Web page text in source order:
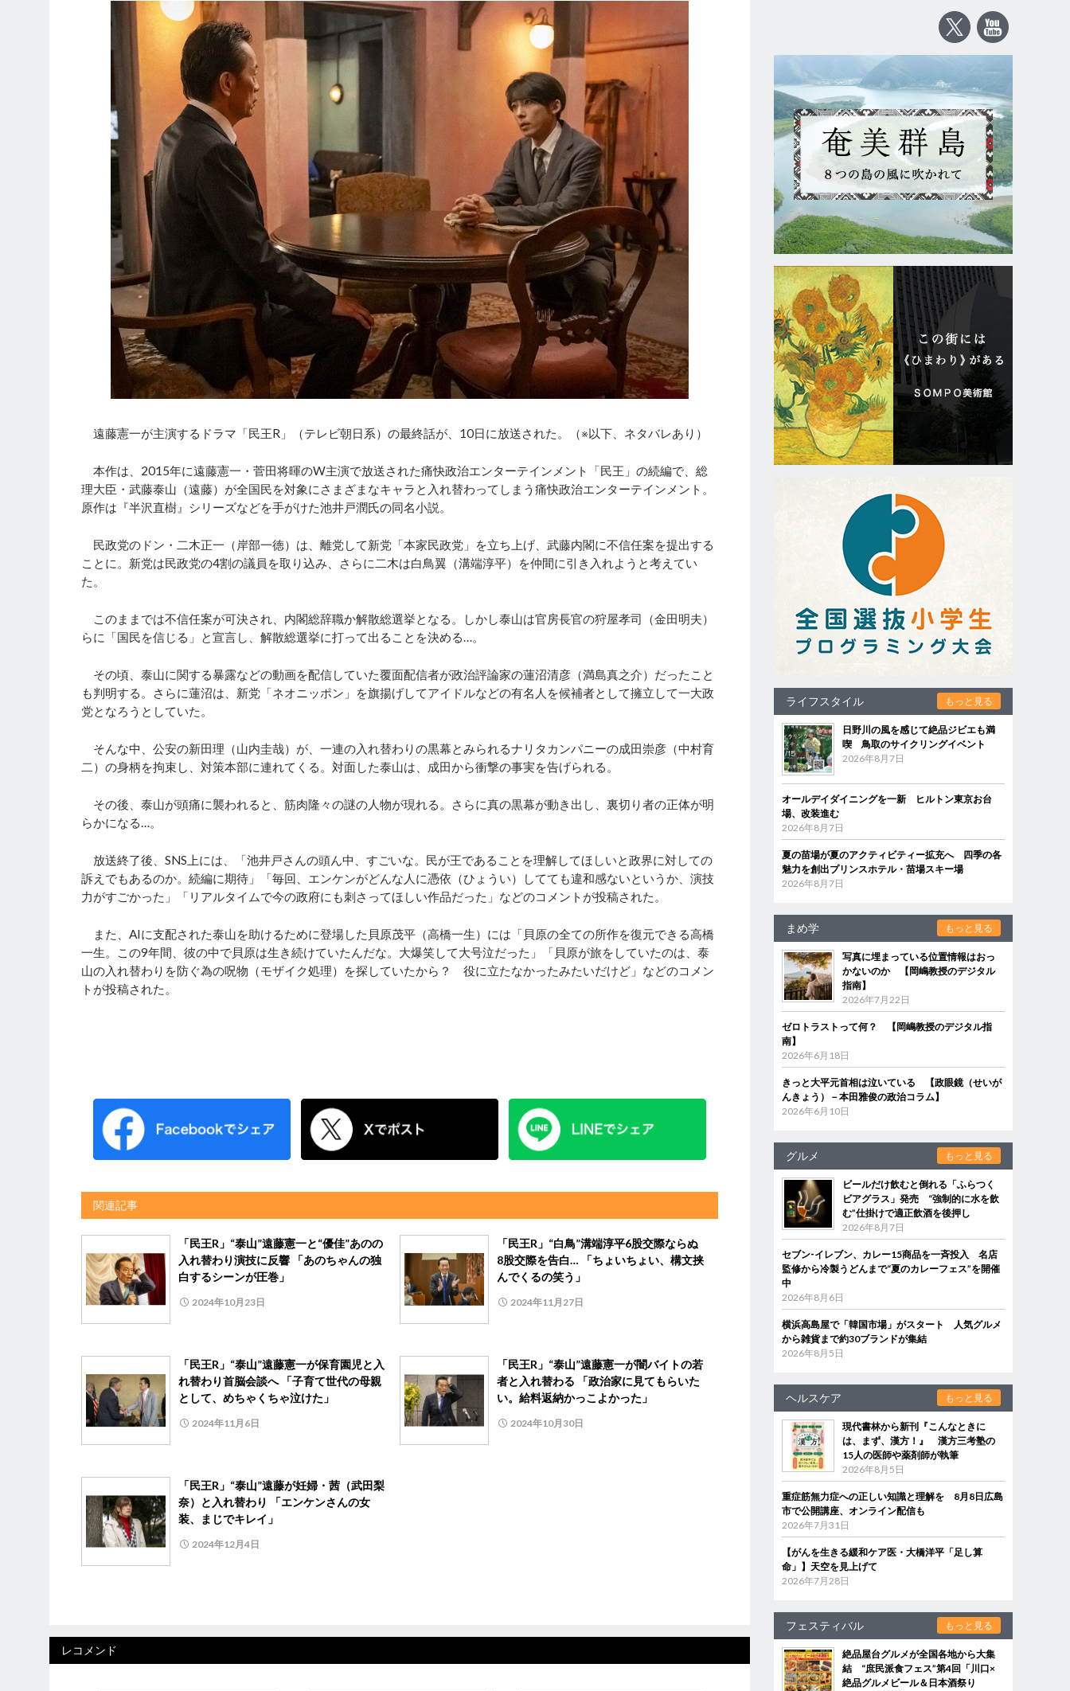
遠藤憲一が主演するドラマ「民王R」（テレビ朝日系）の最終話が、10日に放送された。（※以下、ネタバレあり）
本作は、2015年に遠藤憲一・菅田将暉のW主演で放送された痛快政治エンターテインメント「民王」の続編で、総
理大臣・武藤泰山（遠藤）が全国民を対象にさまざまなキャラと入れ替わってしまう痛快政治エンターテインメント。
原作は『半沢直樹』シリーズなどを手がけた池井戸潤氏の同名小説。
民政党のドン・二木正一（岸部一徳）は、離党して新党「本家民政党」を立ち上げ、武藤内閣に不信任案を提出する
ことに。新党は民政党の4割の議員を取り込み、さらに二木は白鳥翼（溝端淳平）を仲間に引き入れようと考えてい
た。
このままでは不信任案が可決され、内閣総辞職か解散総選挙となる。しかし泰山は官房長官の狩屋孝司（金田明夫）
らに「国民を信じる」と宣言し、解散総選挙に打って出ることを決める…。
その頃、泰山に関する暴露などの動画を配信していた覆面配信者が政治評論家の蓮沼清彦（満島真之介）だったこと
も判明する。さらに蓮沼は、新党「ネオニッポン」を旗揚げしてアイドルなどの有名人を候補者として擁立して一大政
党となろうとしていた。
そんな中、公安の新田理（山内圭哉）が、一連の入れ替わりの黒幕とみられるナリタカンパニーの成田崇彦（中村育
二）の身柄を拘束し、対策本部に連れてくる。対面した泰山は、成田から衝撃の事実を告げられる。
その後、泰山が頭痛に襲われると、筋肉隆々の謎の人物が現れる。さらに真の黒幕が動き出し、裏切り者の正体が明
らかになる…。
放送終了後、SNS上には、「池井戸さんの頭ん中、すごいな。民が王であることを理解してほしいと政界に対しての
訴えでもあるのか。続編に期待」「毎回、エンケンがどんな人に憑依（ひょうい）してても違和感ないというか、演技
力がすごかった」「リアルタイムで今の政府にも刺さってほしい作品だった」などのコメントが投稿された。
また、AIに支配された泰山を助けるために登場した貝原茂平（高橋一生）には「貝原の全ての所作を復元できる高橋
一生。この9年間、彼の中で貝原は生き続けていたんだな。大爆笑して大号泣だった」「貝原が旅をしていたのは、泰
山の入れ替わりを防ぐ為の呪物（モザイク処理）を探していたから？ 役に立たなかったみたいだけど」などのコメン
トが投稿された。
関連記事
「民王R」“泰山”遠藤憲一と“優佳”あのの
入れ替わり演技に反響 「あのちゃんの独
白するシーンが圧巻」
2024年10月23日
「民王R」“白鳥”溝端淳平6股交際ならぬ
8股交際を告白… 「ちょいちょい、構文挟
んでくるの笑う」
2024年11月27日
「民王R」“泰山”遠藤憲一が保育園児と入
れ替わり首脳会談へ 「子育て世代の母親
として、めちゃくちゃ泣けた」
2024年11月6日
「民王R」“泰山”遠藤憲一が闇バイトの若
者と入れ替わる 「政治家に見てもらいた
い。給料返納かっこよかった」
2024年10月30日
「民王R」“泰山”遠藤が妊婦・茜（武田梨
奈）と入れ替わり 「エンケンさんの女
装、まじでキレイ」
2024年12月4日
レコメンド
ライフスタイル もっと見る
日野川の風を感じて絶品ジビエも満
喫 鳥取のサイクリングイベント
2026年8月7日
オールデイダイニングを一新 ヒルトン東京お台
場、改装進む
2026年8月7日
夏の苗場が夏のアクティビティー拡充へ 四季の各
魅力を創出プリンスホテル・苗場スキー場
2026年8月7日
まめ学 もっと見る
写真に埋まっている位置情報はおっ
かないのか 【岡嶋教授のデジタル
指南】
2026年7月22日
ゼロトラストって何？ 【岡嶋教授のデジタル指
南】
2026年6月18日
きっと大平元首相は泣いている 【政眼鏡（せいが
んきょう）－本田雅俊の政治コラム】
2026年6月10日
グルメ もっと見る
ビールだけ飲むと倒れる「ふらつく
ビアグラス」発売 “強制的に水を飲
む”仕掛けで適正飲酒を後押し
2026年8月7日
セブン‐イレブン、カレー15商品を一斉投入 名店
監修から冷製うどんまで“夏のカレーフェス”を開催
中
2026年8月6日
横浜高島屋で「韓国市場」がスタート 人気グルメ
から雑貨まで約30ブランドが集結
2026年8月5日
ヘルスケア もっと見る
現代書林から新刊『こんなときに
は、まず、漢方！』 漢方三考塾の
15人の医師や薬剤師が執筆
2026年8月5日
重症筋無力症への正しい知識と理解を 8月8日広島
市で公開講座、オンライン配信も
2026年7月31日
【がんを生きる緩和ケア医・大橋洋平「足し算
命」】天空を見上げて
2026年7月28日
フェスティバル もっと見る
絶品屋台グルメが全国各地から大集
結 “庶民派食フェス”第4回「川口×
絶品グルメビール＆日本酒祭り